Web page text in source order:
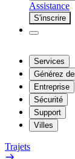
Assistance
S'inscrire
Services
Générez
Entreprise
Sécurité
Support
Villes
Trajets